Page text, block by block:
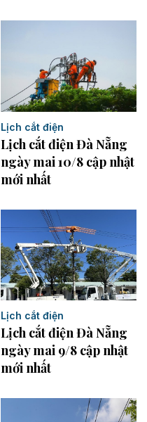
Lịch cắt điện
Lịch cắt điện Đà Nẵng
ngày mai 10/8 cập nhật
mới nhất
Lịch cắt điện
Lịch cắt điện Đà Nẵng
ngày mai 9/8 cập nhật
mới nhất